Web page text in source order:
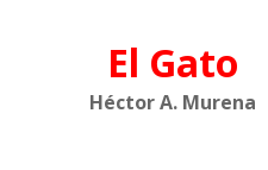
El Gato
Héctor A. Murena